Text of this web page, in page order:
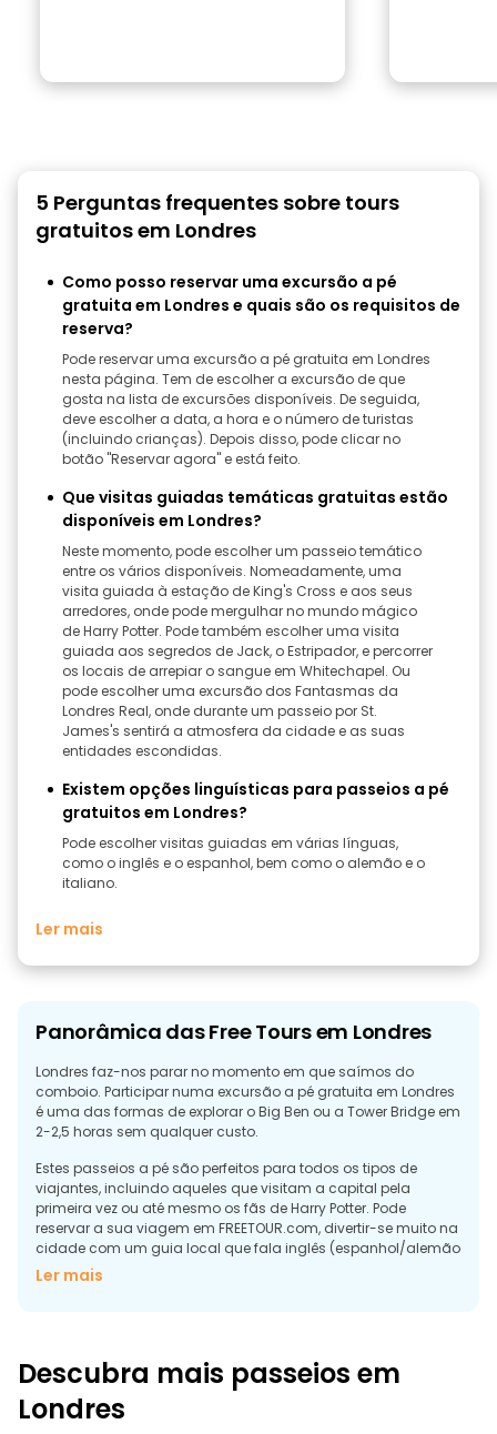
5 Perguntas frequentes sobre tours
gratuitos em Londres
Como posso reservar uma excursão a pé
gratuita em Londres e quais são os requisitos de
reserva?
Pode reservar uma excursão a pé gratuita em Londres
nesta página. Tem de escolher a excursão de que
gosta na lista de excursões disponíveis. De seguida,
deve escolher a data, a hora e o número de turistas
(incluindo crianças). Depois disso, pode clicar no
botão "Reservar agora" e está feito.
Que visitas guiadas temáticas gratuitas estão
disponíveis em Londres?
Neste momento, pode escolher um passeio temático
entre os vários disponíveis. Nomeadamente, uma
visita guiada à estação de King's Cross e aos seus
arredores, onde pode mergulhar no mundo mágico
de Harry Potter. Pode também escolher uma visita
guiada aos segredos de Jack, o Estripador, e percorrer
os locais de arrepiar o sangue em Whitechapel. Ou
pode escolher uma excursão dos Fantasmas da
Londres Real, onde durante um passeio por St.
James's sentirá a atmosfera da cidade e as suas
entidades escondidas.
Existem opções linguísticas para passeios a pé
gratuitos em Londres?
Pode escolher visitas guiadas em várias línguas,
como o inglês e o espanhol, bem como o alemão e o
italiano.
Ler mais
Panorâmica das Free Tours em Londres
Londres faz-nos parar no momento em que saímos do
comboio. Participar numa excursão a pé gratuita em Londres
é uma das formas de explorar o Big Ben ou a Tower Bridge em
2-2,5 horas sem qualquer custo.
Estes passeios a pé são perfeitos para todos os tipos de
viajantes, incluindo aqueles que visitam a capital pela
primeira vez ou até mesmo os fãs de Harry Potter. Pode
reservar a sua viagem em FREETOUR.com, divertir-se muito na
cidade com um guia local que fala inglês (espanhol/alemão
também estão disponíveis) e, no final, basta deixar uma
Esta cidade é enorme, mas as partes boas podem ser
percorridas a pé. As excursões a pé gratuitas em Londres são
sempre melhores do que o metro, porque irá percorrer as ruas
Ler mais
Descubra mais passeios em
Londres